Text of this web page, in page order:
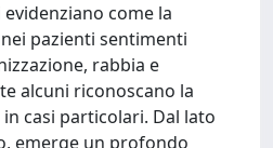
come la
pazienti sentimenti
rabbia e
alcuni riconoscano la
casi particolari. Dal lato
emerge un profondo